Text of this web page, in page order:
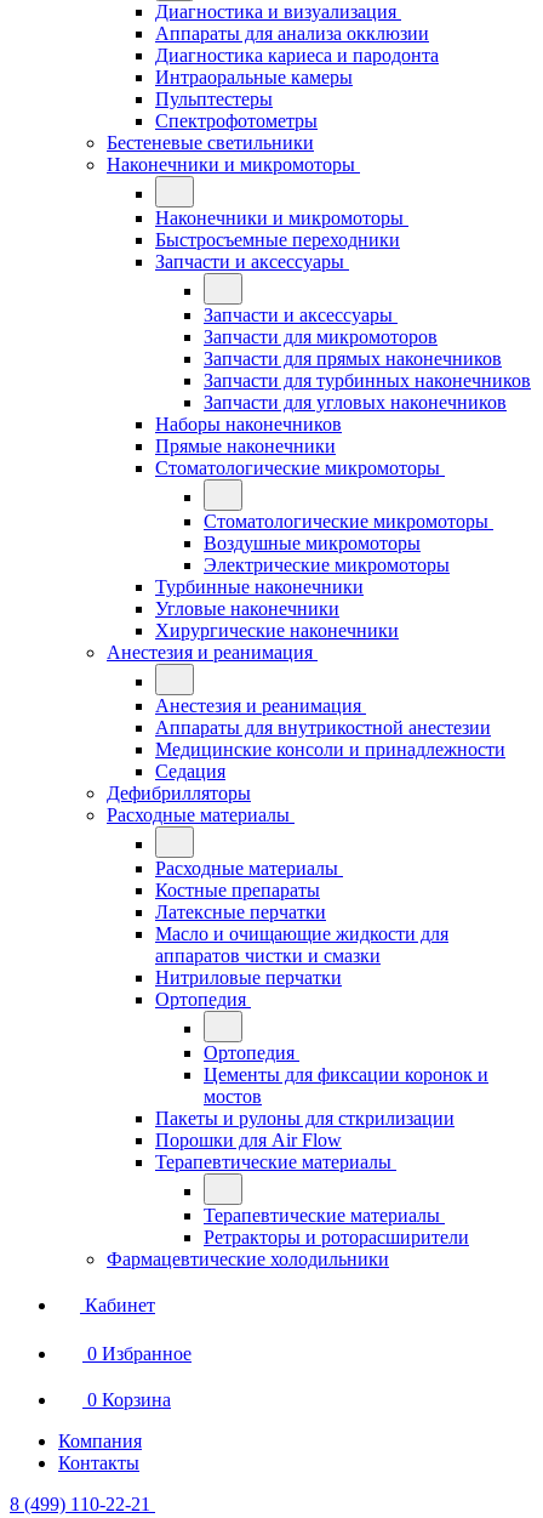
Диагностика и визуализация
Аппараты для анализа окклюзии
Диагностика кариеса и пародонта
Интраоральные камеры
Пульптестеры
Спектрофотометры
Бестеневые светильники
Наконечники и микромоторы
Наконечники и микромоторы
Быстросъемные переходники
Запчасти и аксессуары
Запчасти и аксессуары
Запчасти для микромоторов
Запчасти для прямых наконечников
Запчасти для турбинных наконечников
Запчасти для угловых наконечников
Наборы наконечников
Прямые наконечники
Стоматологические микромоторы
Стоматологические микромоторы
Воздушные микромоторы
Электрические микромоторы
Турбинные наконечники
Угловые наконечники
Хирургические наконечники
Анестезия и реанимация
Анестезия и реанимация
Аппараты для внутрикостной анестезии
Медицинские консоли и принадлежности
Седация
Дефибрилляторы
Расходные материалы
Расходные материалы
Костные препараты
Латексные перчатки
Масло и очищающие жидкости для
аппаратов чистки и смазки
Нитриловые перчатки
Ортопедия
Ортопедия
Цементы для фиксации коронок и
мостов
Пакеты и рулоны для сткрилизации
Порошки для Air Flow
Терапевтические материалы
Терапевтические материалы
Ретракторы и роторасширители
Фармацевтические холодильники
Кабинет
0 Избранное
0 Корзина
Компания
Контакты
8 (499) 110-22-21